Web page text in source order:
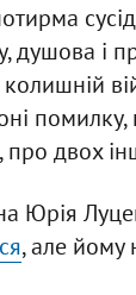
душова і
колишній
двох
Юрія
, але йому